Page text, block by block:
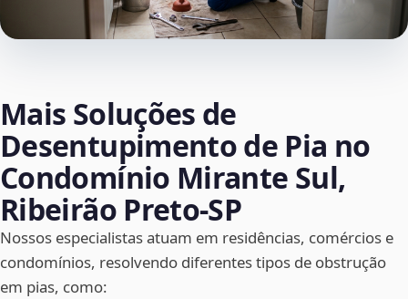
Mais Soluções de
Desentupimento de Pia no
Condomínio Mirante Sul,
Ribeirão Preto‑SP
Nossos especialistas atuam em residências, comércios e
condomínios, resolvendo diferentes tipos de obstrução
em pias, como: